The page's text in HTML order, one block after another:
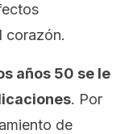
corazón.
años 50 se le
. Por
de